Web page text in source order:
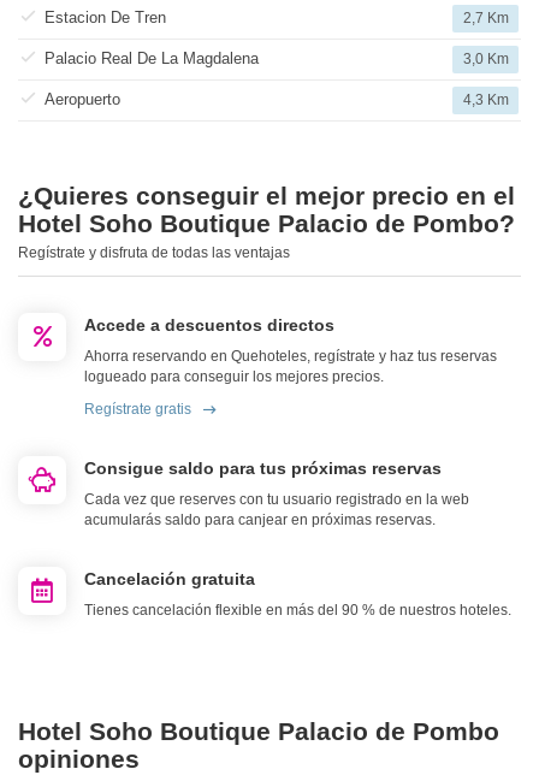
Estacion De Tren 2,7 Km
Palacio Real De La Magdalena 3,0 Km
Aeropuerto 4,3 Km
¿Quieres conseguir el mejor precio en el
Hotel Soho Boutique Palacio de Pombo?
Regístrate y disfruta de todas las ventajas
Accede a descuentos directos
Ahorra reservando en Quehoteles, regístrate y haz tus reservas
logueado para conseguir los mejores precios.
Regístrate gratis
Consigue saldo para tus próximas reservas
Cada vez que reserves con tu usuario registrado en la web
acumularás saldo para canjear en próximas reservas.
Cancelación gratuita
Tienes cancelación flexible en más del 90 % de nuestros hoteles.
Hotel Soho Boutique Palacio de Pombo
opiniones